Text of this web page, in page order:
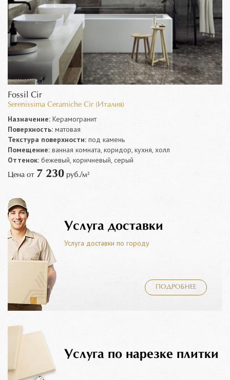
Fossil Cir
Serenissima Ceramiche Cir (Италия)
Назначение: Керамогранит
Поверхность: матовая
Текстура поверхности: под камень
Помещение: ванная комната, коридор, кухня, холл
Оттенок: бежевый, коричневый, серый
Цена от 7 230 руб./м²
Услуга доставки
Услуга доставки по городу
ПОДРОБНЕЕ
Услуга по нарезке плитки